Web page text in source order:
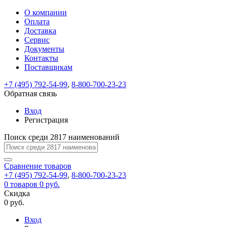
ВходРегистрация
Только
test@example.com
отправлена
по
ней
для
регистрации.
Ок
Только
Запомнить
меня
Забыли
Восстановление
пароля
Заполните
форму.
Мы
отправим
ссылку
на
указанный
электронный
адрес,
перейдя
по
которой
вы
новый
На
вашу
test@test.ru
отправлена
ссылка.
Перейдите
по
для
смены
пароля.
Введите
новый
пароль
Сменить
Пароль
успешно
Войти
Обратная
связь
Сообщение
пользовательского
соглашения
Ваше
сообщение
успешно
О компании
Оплата
Доставка
Сервис
Документы
Контакты
Поставщикам
+7 (495) 792-54-99, 8-800-700-23-23
Обратная связь
Вход
Регистрация
Поиск среди 2817 наименований
Сравнение товаров
+7 (495) 792-54-99, 8-800-700-23-23
0 товаров 0 руб.
Скидка
0 руб.
Вход